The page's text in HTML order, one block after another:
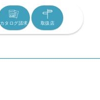
カタログ請求 取扱店